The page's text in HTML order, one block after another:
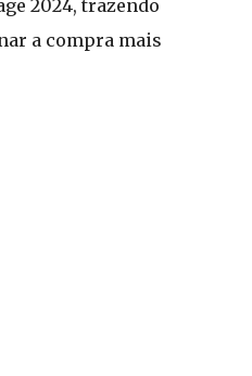
2024, trazendo
a compra mais